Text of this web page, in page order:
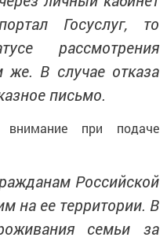
Госуслуг, то
рассмотрения
же. В случае отказа
письмо.
при подаче
Российской
на ее территории. В
семьи за